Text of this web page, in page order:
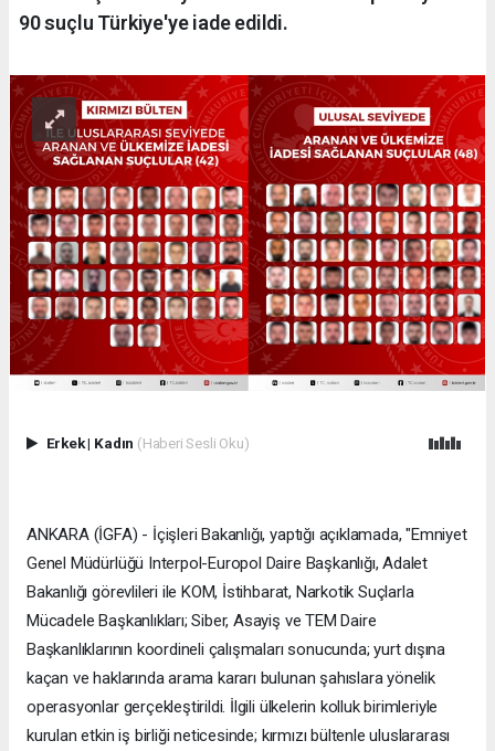
90 suçlu Türkiye'ye iade edildi.
Erkek| Kadın (Haberi Sesli Oku)
ANKARA (İGFA) - İçişleri Bakanlığı, yaptığı açıklamada, "Emniyet
Genel Müdürlüğü Interpol-Europol Daire Başkanlığı, Adalet
Bakanlığı görevlileri ile KOM, İstihbarat, Narkotik Suçlarla
Mücadele Başkanlıkları; Siber, Asayiş ve TEM Daire
Başkanlıklarının koordineli çalışmaları sonucunda; yurt dışına
kaçan ve haklarında arama kararı bulunan şahıslara yönelik
operasyonlar gerçekleştirildi. İlgili ülkelerin kolluk birimleriyle
kurulan etkin iş birliği neticesinde; kırmızı bültenle uluslararası